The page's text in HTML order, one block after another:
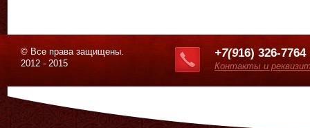
© Все права защищены.
2012 - 2015
+7(916) 326-7764
Контакты и